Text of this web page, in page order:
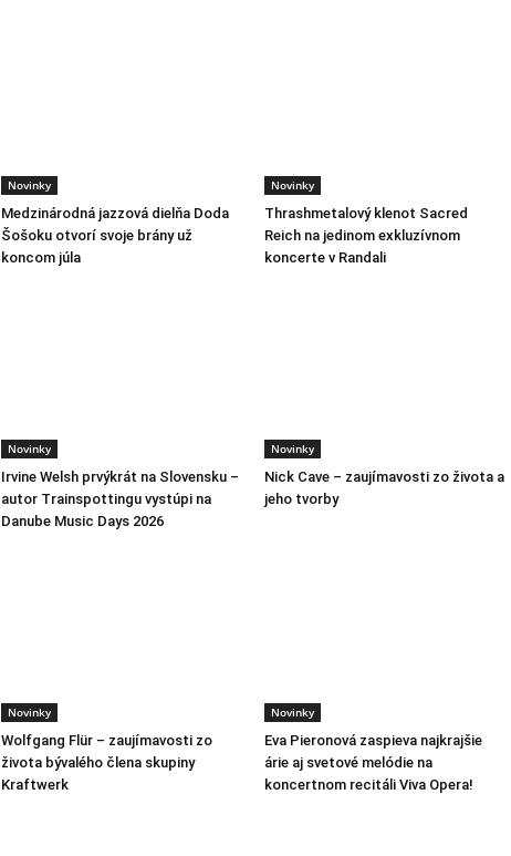
Novinky
Medzinárodná jazzová dielňa Doda
Šošoku otvorí svoje brány už
koncom júla
Novinky
Thrashmetalový klenot Sacred
Reich na jedinom exkluzívnom
koncerte v Randali
Novinky
Irvine Welsh prvýkrát na Slovensku –
autor Trainspottingu vystúpi na
Danube Music Days 2026
Novinky
Nick Cave – zaujímavosti zo života a
jeho tvorby
Novinky
Wolfgang Flür – zaujímavosti zo
života bývalého člena skupiny
Kraftwerk
Novinky
Eva Pieronová zaspieva najkrajšie
árie aj svetové melódie na
koncertnom recitáli Viva Opera!